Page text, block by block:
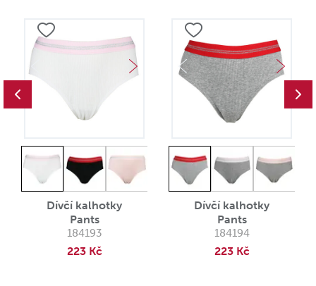
Dívčí kalhotky
Pants
184193
223 Kč
Dívčí kalhotky
Pants
184194
223 Kč